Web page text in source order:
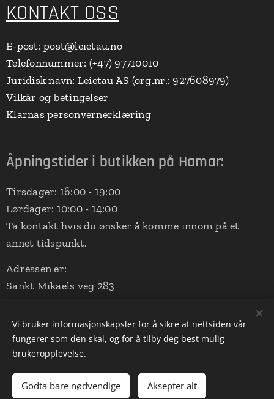
KONTAKT OSS
E-post: post@leietau.no
Telefonnummer: (+47) 97710010
Juridisk navn: Leietau AS (org.nr.: 927608979)
Vilkår og betingelser
Klarnas personvernerklæring
Åpningstider i butikken på Hamar:
Tirsdager: 16:00 - 19:00
Lørdager: 10:00 - 14:00
Ta kontakt hvis du ønsker å komme innom på et
annet tidspunkt.
Adressen er:
Sankt Mikaels veg 283
(Aalerud Stall - nede ved ridebanen)
Drevet avWebnode Informasjonskapsler
Vi bruker informasjonskapsler for å sikre at nettsiden vår
fungerer som den skal, og for å tilby deg best mulig
brukeropplevelse.
Godta bare nødvendige Aksepter alt